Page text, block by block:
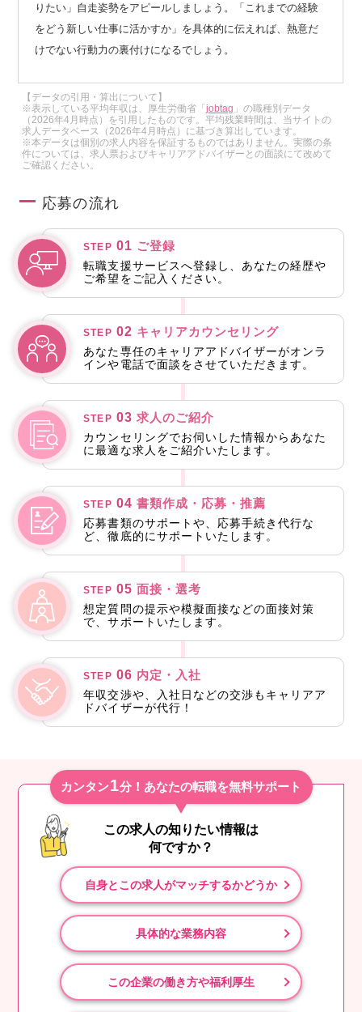
りたい」自走姿勢をアピールしましょう。「これまでの経験
をどう新しい仕事に活かすか」を具体的に伝えれば、熱意だ
けでない行動力の裏付けになるでしょう。
【データの引用・算出について】
※表示している平均年収は、厚生労働省「jobtag 」の職種別データ
（2026年4月時点）を引用したものです。平均残業時間は、当サイトの
求人データベース（2026年4月時点）に基づき算出しています。
※本データは個別の求人内容を保証するものではありません。実際の条
件については、求人票およびキャリアアドバイザーとの面談にて改めて
ご確認ください。
応募の流れ
STEP 01 ご登録
転職支援サービスへ登録し、あなたの経歴や
ご希望をご記入ください。
STEP 02 キャリアカウンセリング
あなた専任のキャリアアドバイザーがオンラ
インや電話で面談をさせていただきます。
STEP 03 求人のご紹介
カウンセリングでお伺いした情報からあなた
に最適な求人をご紹介いたします。
STEP 04 書類作成・応募・推薦
応募書類のサポートや、応募手続き代行な
ど、徹底的にサポートいたします。
STEP 05 面接・選考
想定質問の提示や模擬面接などの面接対策
で、サポートいたします。
STEP 06 内定・入社
年収交渉や、入社日などの交渉もキャリアア
ドバイザーが代行！
カンタン1分！あなたの転職を無料サポート
この求人の知りたい情報は
何ですか？
自身とこの求人がマッチするかどうか
具体的な業務内容
この企業の働き方や福利厚生